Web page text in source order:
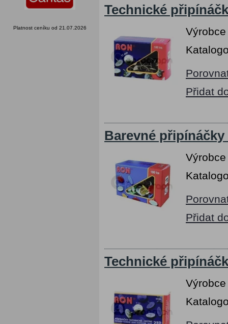
Platnost ceníku od 21.07.2026
Technické
Přidat
Barevné připínáčky
Přidat
Technické